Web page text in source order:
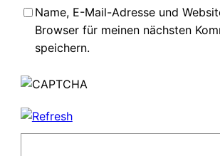
Name, E-Mail-Adresse und
Browser für meinen nächsten
speichern.